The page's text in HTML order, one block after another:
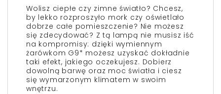
Wolisz ciepłe czy zimne światło? Chcesz,
by lekko rozproszyło mork czy oświetlało
dobrze całe pomieszczenie? Nie możesz
się zdecydować? Z tą lampą nie musisz iść
na kompromisy: dzięki wymiennym
żarówkom G9* możesz uzyskać dokładnie
taki efekt, jakiego oczekujesz. Dobierz
dowolną barwę oraz moc światła i ciesz
się wymarzonym klimatem w swoim
wnętrzu.